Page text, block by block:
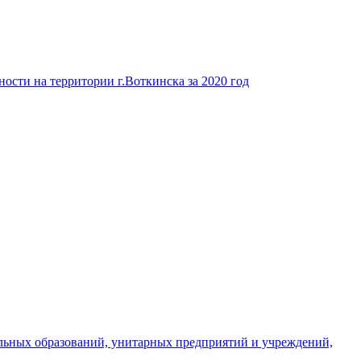
на территории г.Воткинска за 2020 год
образований, унитарных предприятий и учреждений,